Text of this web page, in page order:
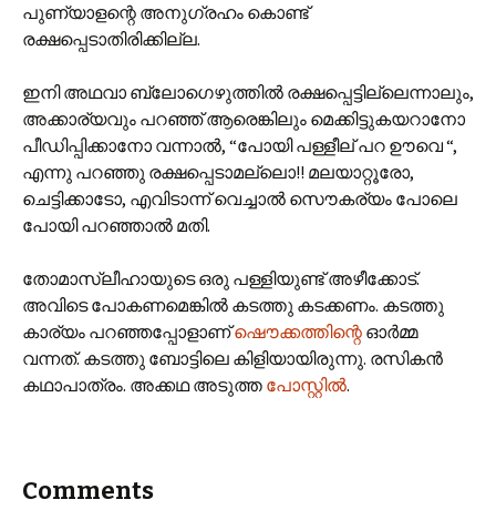
പുണ്യാളന്റെ അനുഗ്രഹം കൊണ്ട്
രക്ഷപ്പെടാതിരിക്കില്ല.
ഇനി അഥവാ ബ്ലോഗെഴുത്തില്‍ രക്ഷപ്പെട്ടില്ലെന്നാലും,
അക്കാര്യവും പറഞ്ഞ് ആരെങ്കിലും മെക്കിട്ടുകയറാനോ
പീഡിപ്പിക്കാനോ വന്നാല്‍, “പോയി പള്ളീല് പറ ഊവെ “,
എന്നു പറഞ്ഞു രക്ഷപ്പെടാമല്ലൊ!! മലയാറ്റൂരോ,
ചെട്ടിക്കാടോ, എവിടാന്ന് വെച്ചാല്‍ സൌകര്യം പോലെ
പോയി പറഞ്ഞാല്‍ മതി.
തോമാസ്ലീഹായുടെ ഒരു പള്ളിയുണ്ട് അഴീക്കോട്.
അവിടെ പോകണമെങ്കില്‍ കടത്തു കടക്കണം. കടത്തു
കാര്യം പറഞ്ഞപ്പോളാണ്‌ഷൌക്കത്തിന്റെ ഓര്‍മ്മ
വന്നത്. കടത്തു ബോട്ടിലെ കിളിയായിരുന്നു. രസികന്‍
കഥാപാത്രം. അക്കഥ അടുത്ത പോസ്റ്റില്‍.‍
Comments